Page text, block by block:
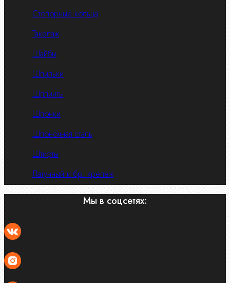
Стопорные кольца
Такелаж
Шайбы
Шпильки
Шплинты
Шпонки
Шпоночная сталь
Штифты
Латунный и бр. крепеж
Мы в соцсетях: